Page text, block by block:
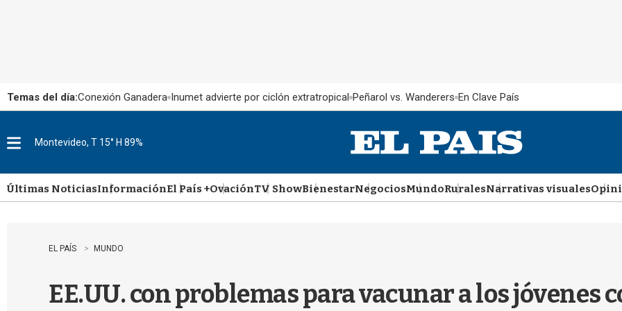
Temas del día:Conexión Ganadera Inumet advierte por ciclón extratropical Peñarol vs. Wanderers En Clave País
u
Montevideo, T 15° H 89%
Últimas NoticiasInformaciónEl País +OvaciónTV ShowBienestarNegociosMundoRuralesNarrativas visuales
EL PAÍS MUNDO
EE.UU. con problemas para vacunar a los jóvenes